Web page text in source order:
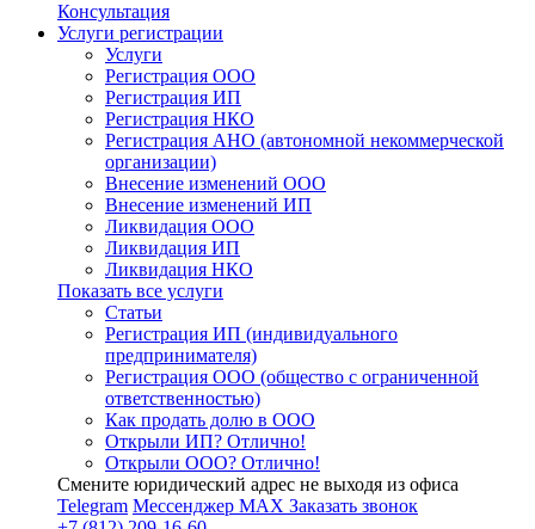
Консультация
Услуги регистрации
Услуги
Регистрация ООО
Регистрация ИП
Регистрация НКО
Регистрация АНО (автономной некоммерческой
организации)
Внесение изменений ООО
Внесение изменений ИП
Ликвидация ООО
Ликвидация ИП
Ликвидация НКО
Показать все услуги
Статьи
Регистрация ИП (индивидуального
предпринимателя)
Регистрация ООО (общество с ограниченной
ответственностью)
Как продать долю в ООО
Открыли ИП? Отлично!
Открыли ООО? Отлично!
Смените юридический адрес не выходя из офиса
Telegram Мессенджер MAX Заказать звонок